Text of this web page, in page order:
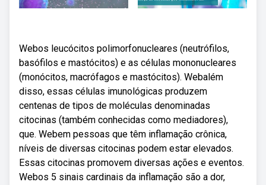
Webos leucócitos polimorfonucleares (neutrófilos,
basófilos e mastócitos) e as células mononucleares
(monócitos, macrófagos e mastócitos). Webalém
disso, essas células imunológicas produzem
centenas de tipos de moléculas denominadas
citocinas (também conhecidas como mediadores),
que. Webem pessoas que têm inflamação crônica,
níveis de diversas citocinas podem estar elevados.
Essas citocinas promovem diversas ações e eventos.
Webos 5 sinais cardinais da inflamação são a dor,